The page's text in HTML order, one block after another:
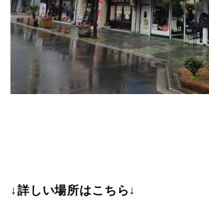
↓詳しい場所はこちら↓